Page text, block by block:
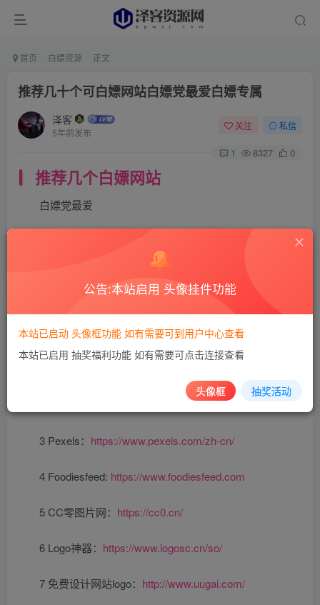
首页 白嫖资源 正文
推荐几十个可白嫖网站白嫖党最爱白嫖专属
泽客
5年前发布
关注 私信
1 8327 0
推荐几个白嫖网站
白嫖党最爱
美女图网：https://tu.bpwzj.com
https://unsplash.com/
3 Pexels： https://www.pexels.com/zh-cn/
4 Foodiesfeed: https://www.foodiesfeed.com
5 CC零图片网： https://cc0.cn/
6 Logo神器： https://www.logosc.cn/so/
7 免费设计网站logo： http://www.uugai.com/
公告:本站启用 头像挂件功能
本站已启动 头像框功能 如有需要可到用户中心查看
本站已启用 抽奖福利功能 如有需要可点击连接查看
头像框 抽奖活动